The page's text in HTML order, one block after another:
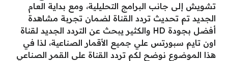
تشويش إلى جانب البرامج التحليلية، ومع بداية العام
الجديد تم تحديث تردد القناة لضمان تجربة مشاهدة
أفضل بجودة HD والكثير يبحث عن التردد الجديد لقناة
اون تايم سبورتس علي جميع الأقمار الصناعية، لذا في
هذا الموضوع نوضح لكم تردد القناة على القمر الصناعي